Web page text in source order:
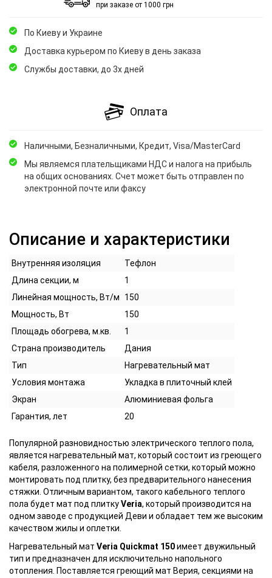
при заказе от 1000 грн
По Киеву и Украине
Доставка курьером по Киеву в день заказа
Службы доставки, до 3х дней
Оплата
Наличными, Безналичными, Кредит, Visa/MasterCard
Мы являемся плательщиками НДС и налога на прибыль
на общих основаниях. Счет может быть отправлен по
электронной почте или факсу
Описание и характеристики
Внутренняя изоляция
Тефлон
Длина секции, м
1
Линейная мощность, Вт/м
150
Мощность, Вт
150
Площадь обогрева, м.кв.
1
Страна производитель
Дания
Тип
Нагревательный мат
Условия монтажа
Укладка в плиточный клей
Экран
Алюминиевая фольга
Гарантия, лет
20
Популярной разновидностью электрического теплого пола,
является нагревательный мат, который состоит из греющего
кабеля, разложенного на полимерной сетки, который можно
монтировать под плитку, без предварительного нанесения
стяжки. Отличным вариантом, такого кабельного теплого
пола будет мат под плиткуVeria, который производится на
одном заводе с продукцией Деви и обладает тем же высоким
качеством жилы и оплетки.
Нагревательный мат Veria Quickmat 150имеет двужильный
тип и предназначен для исключительно напольного
отопления. Поставляется греющий мат Верия, секциями на